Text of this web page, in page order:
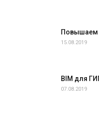
Повышаем
15.08.2019
BIM для
07.08.2019